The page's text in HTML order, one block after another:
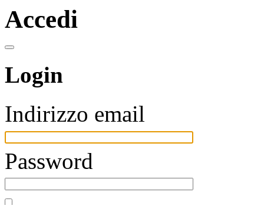
Accedi
Login
Indirizzo email
Password